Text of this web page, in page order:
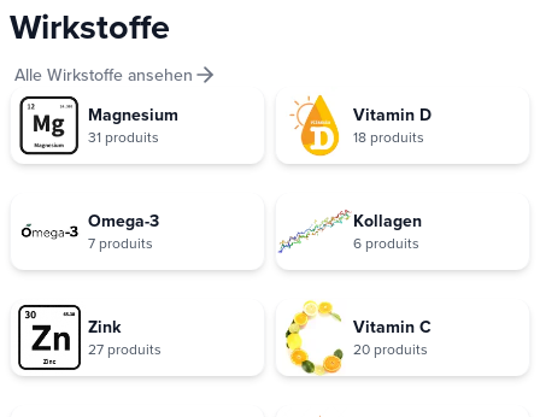
Wirkstoffe
Alle Wirkstoffe ansehen
Magnesium
31 produits
Vitamin D
18 produits
Omega-3
7 produits
Kollagen
6 produits
Zink
27 produits
Vitamin C
20 produits